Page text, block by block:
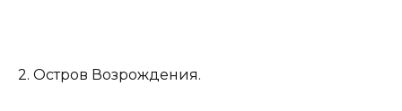
2. Остров Возрождения.